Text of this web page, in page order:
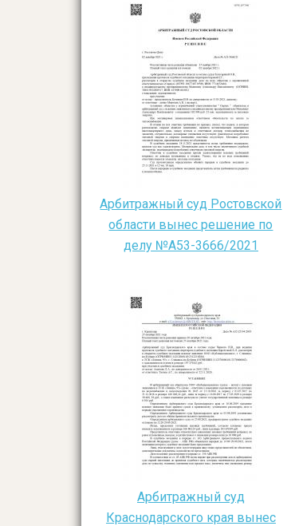
Арбитражный суд Ростовской
области вынес решение по
делу №А53-3666/2021
Арбитражный суд
Краснодарского края вынес